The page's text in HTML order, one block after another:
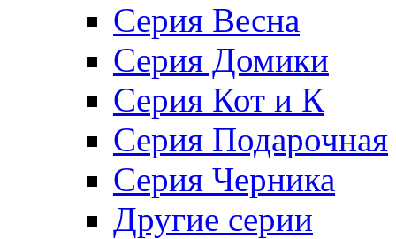
Серия Весна
Серия Домики
Серия Кот и К
Серия Подарочная
Серия Черника
Другие серии